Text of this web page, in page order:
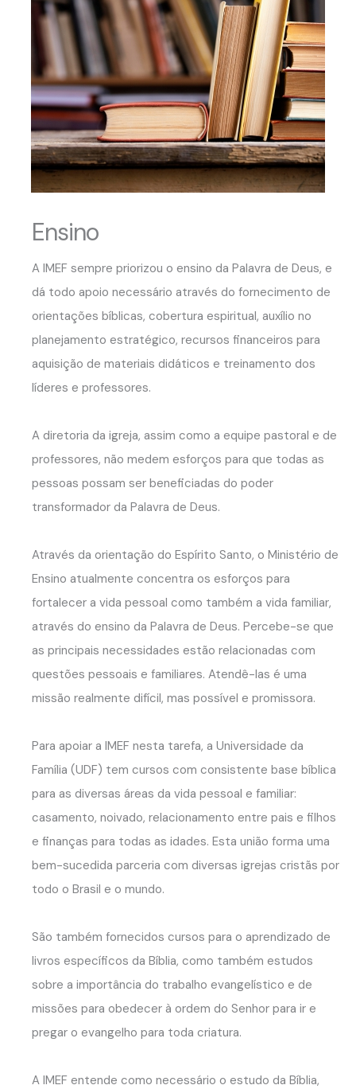
Ensino
A IMEF sempre priorizou o ensino da Palavra de Deus, e
dá todo apoio necessário através do fornecimento de
orientações bíblicas, cobertura espiritual, auxílio no
planejamento estratégico, recursos financeiros para
aquisição de materiais didáticos e treinamento dos
líderes e professores.
A diretoria da igreja, assim como a equipe pastoral e de
professores, não medem esforços para que todas as
pessoas possam ser beneficiadas do poder
transformador da Palavra de Deus.
Através da orientação do Espírito Santo, o Ministério de
Ensino atualmente concentra os esforços para
fortalecer a vida pessoal como também a vida familiar,
através do ensino da Palavra de Deus. Percebe-se que
as principais necessidades estão relacionadas com
questões pessoais e familiares. Atendê-las é uma
missão realmente difícil, mas possível e promissora.
Para apoiar a IMEF nesta tarefa, a Universidade da
Família (UDF) tem cursos com consistente base bíblica
para as diversas áreas da vida pessoal e familiar:
casamento, noivado, relacionamento entre pais e filhos
e finanças para todas as idades. Esta união forma uma
bem-sucedida parceria com diversas igrejas cristãs por
todo o Brasil e o mundo.
São também fornecidos cursos para o aprendizado de
livros específicos da Bíblia, como também estudos
sobre a importância do trabalho evangelístico e de
missões para obedecer à ordem do Senhor para ir e
pregar o evangelho para toda criatura.
A IMEF entende como necessário o estudo da Bíblia,